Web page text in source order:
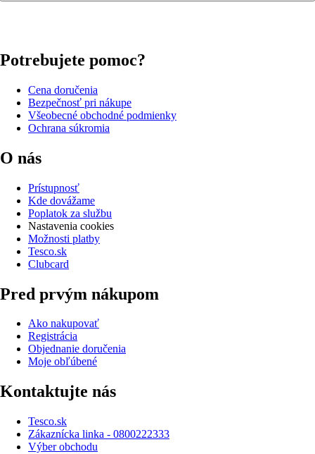
Potrebujete pomoc?
Cena doručenia
Bezpečnosť pri nákupe
Všeobecné obchodné podmienky
Ochrana súkromia
O nás
Prístupnosť
Kde dovážame
Poplatok za službu
Nastavenia cookies
Možnosti platby
Tesco.sk
Clubcard
Pred prvým nákupom
Ako nakupovať
Registrácia
Objednanie doručenia
Moje obľúbené
Kontaktujte nás
Tesco.sk
Zákaznícka linka - 0800222333
Výber obchodu